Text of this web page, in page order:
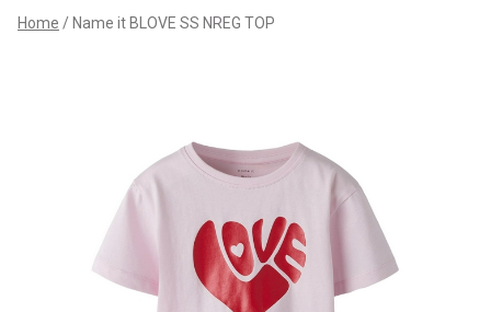
Name
NREG
Home Name it BLOVE SS NREG TOP